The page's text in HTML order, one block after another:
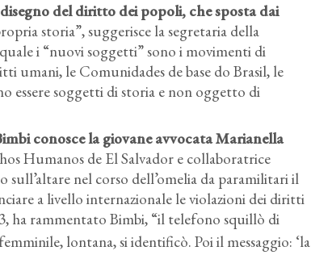
disegno del diritto dei popoli, che sposta dai
storia”, suggerisce la segretaria della
i “nuovi soggetti” sono i movimenti di
umani, le Comunidades de base do Brasil, le
essere soggetti di storia e non oggetto di
conosce la giovane avvocata Marianella
Humanos de El Salvador e collaboratrice
sull’altare nel corso dell’omelia da paramilitari il
a livello internazionale le violazioni dei diritti
ha rammentato Bimbi, “il telefono squillò di
lontana, si identificò. Poi il messaggio: ‘la